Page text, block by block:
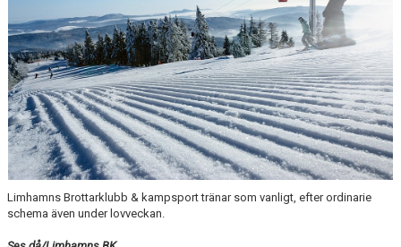
TRÄNINGSAVGIFTER
FYS - TRÄNA DITT LAG
BESTÄLL LBK KLÄDER
VACCINERAD MOT DOPING
RICHTHOFFCUPEN
SNK-TÄVLING PÅ LIMHAMN
Limhamns Brottarklubb & kampsport tränar som vanligt, efter ordinarie
schema även under lovveckan.